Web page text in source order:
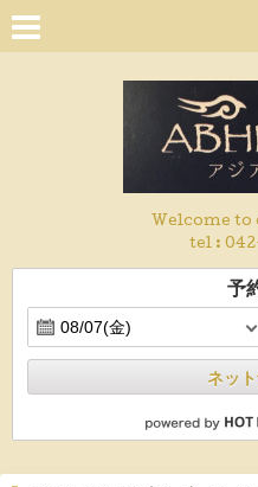
Welcome to
tel :
予
ネッ